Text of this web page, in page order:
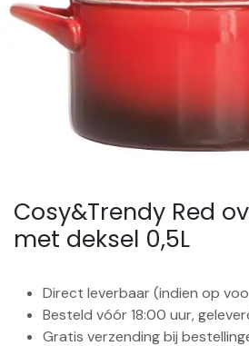
Cosy&Trendy Red
met deksel 0,5L
Direct leverbaar (indien op
Besteld vóór 18:00 uur,
Gratis verzending bij